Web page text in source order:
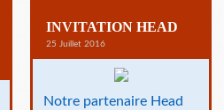
INVITATION HEAD
25 Juillet 2016
Notre partenaire Head